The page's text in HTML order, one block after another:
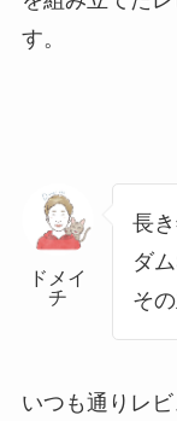
す。
ドメイ
チ
長
ダ
そ
いつも通りレ